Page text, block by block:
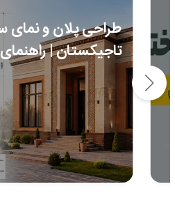
طراحی پلان و نمای
تاجیکستان |